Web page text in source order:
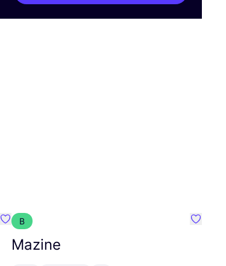
Favoritos {nombre}
B
Mazine